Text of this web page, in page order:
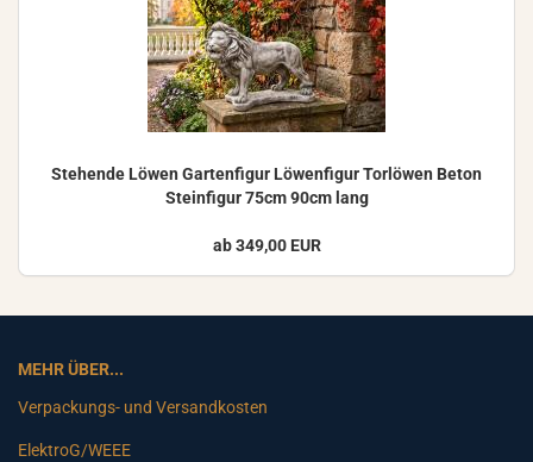
Ste­hen­de Löwen Gar­ten­fi­gur Lö­wen­fi­gur Tor­lö­wen Beton
Stein­fi­gur 75cm 90cm lang
ab 349,00 EUR
MEHR ÜBER...
Verpackungs- und Versandkosten
ElektroG/WEEE